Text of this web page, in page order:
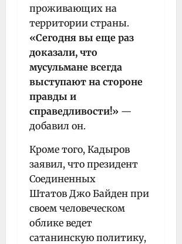
проживающих на
территории страны.
«Сегодня вы еще раз
доказали, что
мусульмане всегда
выступают на стороне
правды и
справедливости!» —
добавил он.
Кроме того, Кадыров
заявил, что президент
Соединенных
Штатов Джо Байден при
своем человеческом
облике ведет
сатанинскую политику,